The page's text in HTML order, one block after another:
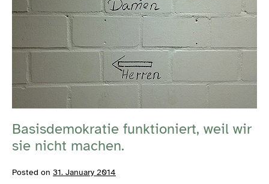
weil
wir
sie
nicht
machen.
Basisdemokratie funktioniert, weil wir
sie nicht machen.
Posted on 31. January 2014